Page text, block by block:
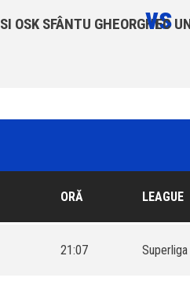
OSK SFÂNTU GHEORGHE
vs
FC
ORĂ LEAGUE
21:07 Superliga